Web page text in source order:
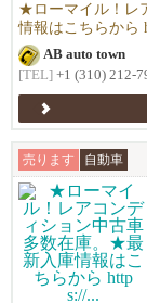
★ローマイル！レ
情報はこちらから
AB auto town
[TEL] +1 (310) 212-
売ります 自動車